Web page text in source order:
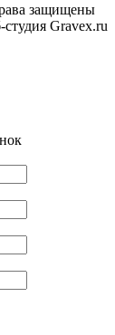
защищены
студия Gravex.ru